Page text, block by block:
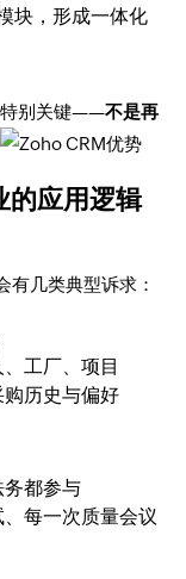
块，形成一体化
特别关键——不是再
的应用逻辑
有几类典型诉求：
工厂、项目
历史与偏好
都参与
每一次质量会议